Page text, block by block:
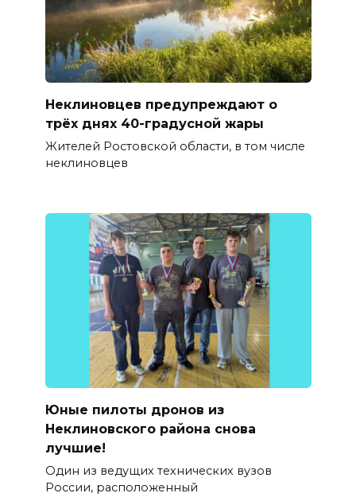
Неклиновцев предупреждают о
трёх днях 40-градусной жары
Жителей Ростовской области, в том числе
неклиновцев
Юные пилоты дронов из
Неклиновского района снова
лучшие!
Один из ведущих технических вузов
России, расположенный